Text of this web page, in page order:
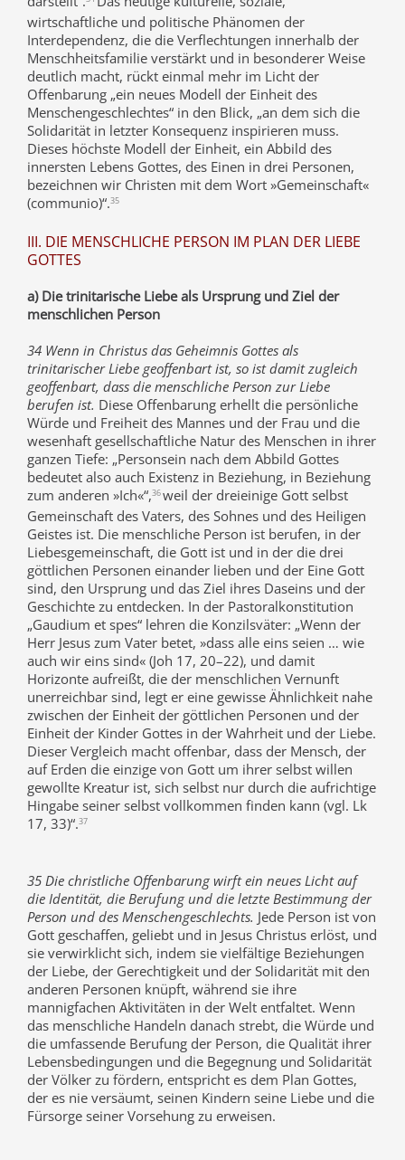
wirtschaftliche und politische Phänomen der
Interdependenz, die die Verflechtungen innerhalb der
Menschheitsfamilie verstärkt und in besonderer Weise
deutlich macht, rückt einmal mehr im Licht der
Offenbarung „ein neues Modell der Einheit des
Menschengeschlechtes“ in den Blick, „an dem sich die
Solidarität in letzter Konsequenz inspirieren muss.
Dieses höchste Modell der Einheit, ein Abbild des
innersten Lebens Gottes, des Einen in drei Personen,
bezeichnen wir Christen mit dem Wort »Gemeinschaft«
(communio)“.35
III. DIE MENSCHLICHE PERSON IM PLAN DER LIEBE
GOTTES
a) Die trinitarische Liebe als Ursprung und Ziel der
menschlichen Person
34 Wenn in Christus das Geheimnis Gottes als
trinitarischer Liebe geoffenbart ist, so ist damit zugleich
geoffenbart, dass die menschliche Person zur Liebe
berufen ist. Diese Offenbarung erhellt die persönliche
Würde und Freiheit des Mannes und der Frau und die
wesenhaft gesellschaftliche Natur des Menschen in ihrer
ganzen Tiefe: „Personsein nach dem Abbild Gottes
bedeutet also auch Existenz in Beziehung, in Beziehung
zum anderen »Ich«“,36weil der dreieinige Gott selbst
Gemeinschaft des Vaters, des Sohnes und des Heiligen
Geistes ist. Die menschliche Person ist berufen, in der
Liebesgemeinschaft, die Gott ist und in der die drei
göttlichen Personen einander lieben und der Eine Gott
sind, den Ursprung und das Ziel ihres Daseins und der
Geschichte zu entdecken. In der Pastoralkonstitution
„Gaudium et spes“ lehren die Konzilsväter: „Wenn der
Herr Jesus zum Vater betet, »dass alle eins seien … wie
auch wir eins sind« (Joh 17, 20–22), und damit
Horizonte aufreißt, die der menschlichen Vernunft
unerreichbar sind, legt er eine gewisse Ähnlichkeit nahe
zwischen der Einheit der göttlichen Personen und der
Einheit der Kinder Gottes in der Wahrheit und der Liebe.
Dieser Vergleich macht offenbar, dass der Mensch, der
auf Erden die einzige von Gott um ihrer selbst willen
gewollte Kreatur ist, sich selbst nur durch die aufrichtige
Hingabe seiner selbst vollkommen finden kann (vgl. Lk
17, 33)“.37
35 Die christliche Offenbarung wirft ein neues Licht auf
die Identität, die Berufung und die letzte Bestimmung der
Person und des Menschengeschlechts. Jede Person ist von
Gott geschaffen, geliebt und in Jesus Christus erlöst, und
sie verwirklicht sich, indem sie vielfältige Beziehungen
der Liebe, der Gerechtigkeit und der Solidarität mit den
anderen Personen knüpft, während sie ihre
mannigfachen Aktivitäten in der Welt entfaltet. Wenn
das menschliche Handeln danach strebt, die Würde und
die umfassende Berufung der Person, die Qualität ihrer
Lebensbedingungen und die Begegnung und Solidarität
der Völker zu fördern, entspricht es dem Plan Gottes,
der es nie versäumt, seinen Kindern seine Liebe und die
Fürsorge seiner Vorsehung zu erweisen.